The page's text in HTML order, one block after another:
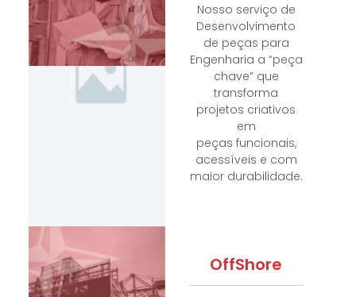
Nosso serviço de
Desenvolvimento
de peças para
Engenharia a “peça
chave” que
transforma
projetos criativos
em
peças funcionais,
acessíveis e com
maior durabilidade.
OffShore